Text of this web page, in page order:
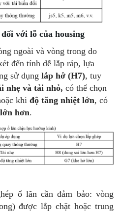
với lỗ của housing
ngoài và vòng trong do
đến tính dễ lắp ráp, lựa
sử dụng lắp hở (H7), tuy
nhẹ và tải nhỏ, có thể chọn
khi độ tăng nhiệt lớn, có
hơn.
ổ lăn cần đảm bảo: vòng
được lắp chặt hoặc trung